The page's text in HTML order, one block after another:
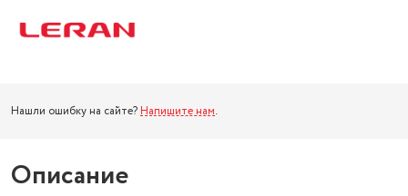
Нашли ошибку на сайте? Напишите нам.
Описание